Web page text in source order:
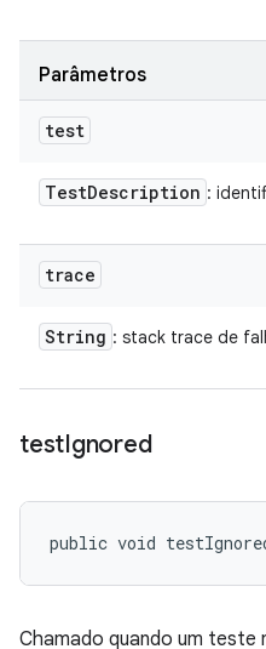
Parâmetros
test
TestDescription :
trace
String : stack trace de
testIgnored
public void
Chamado quando um teste